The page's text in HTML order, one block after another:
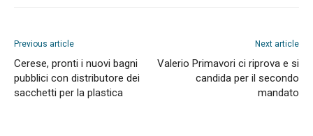
Previous article
Cerese, pronti i nuovi bagni
pubblici con distributore dei
sacchetti per la plastica
Next article
Valerio Primavori ci riprova e si
candida per il secondo
mandato